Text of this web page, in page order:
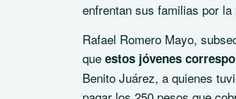
enfrentan sus familias por la
Rafael Romero Mayo,
que estos jóvenes
Benito Juárez, a quienes